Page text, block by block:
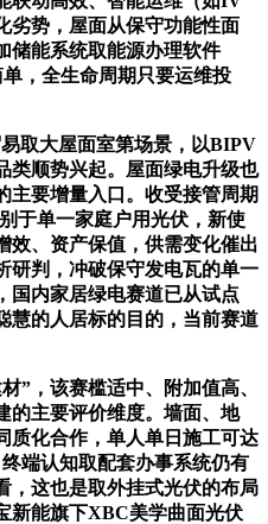
劣势，屋面从保守功能性面
储能系统取能源办理软件
，全生命周期只要运维投
大屋面室第场景，以BIPV
类顺势兴起。屋面绿电升级也
主要增量入口。收受接管周期
于单一家庭户用光伏，新使
效、资产保值，供需变化催出
研判，冲破保守发电瓦的单一
国内家居绿电赛道已从试点
慧的人居标的目的，当前赛道
，该赛槛适中、附加值高、
的主要评价维度。墙面、地
质化合作，单人单日施工可达
端认知取配套办事系统仍有
，这也是取外挂式光伏的布局
新能旗下XBC美学曲面光伏